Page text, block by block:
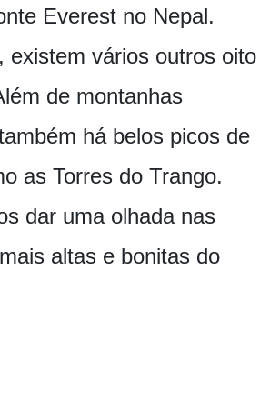
Everest no Nepal.
existem vários outros oito
de montanhas
há belos picos de
as Torres do Trango.
dar uma olhada nas
altas e bonitas do